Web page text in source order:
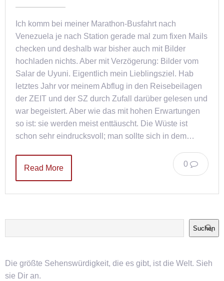
Ich komm bei meiner Marathon-Busfahrt nach
Venezuela je nach Station gerade mal zum fixen Mails
checken und deshalb war bisher auch mit Bilder
hochladen nichts. Aber mit Verzögerung: Bilder vom
Salar de Uyuni. Eigentlich mein Lieblingsziel. Hab
letztes Jahr vor meinem Abflug in den Reisebeilagen
der ZEIT und der SZ durch Zufall darüber gelesen und
war begeistert. Aber wie das mit hohen Erwartungen
so ist: sie werden meist enttäuscht. Die Wüste ist
schon sehr eindrucksvoll; man sollte sich in dem…
0
Read More
Suchen
Die größte Sehenswürdigkeit, die es gibt, ist die Welt. Sieh
sie Dir an.